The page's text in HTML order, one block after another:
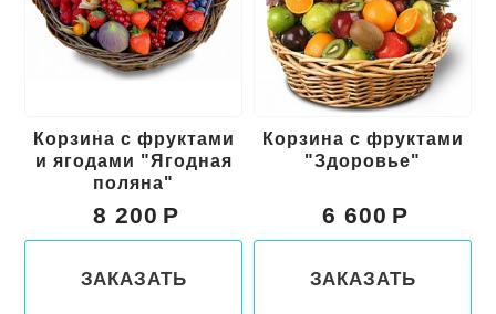
Корзина с фруктами
и ягодами "Ягодная
поляна"
8 200
ЗАКАЗАТЬ
Корзина с фруктами
"Здоровье"
6 600
ЗАКАЗАТЬ